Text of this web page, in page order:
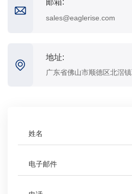
邮箱:
sales@eaglerise.com
地址:
广东省佛山市顺德区北滘